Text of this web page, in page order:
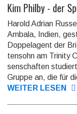
Kim Philby - der
Harold Adrian
Ambala, Indien,
Doppelagent der
ten­sohn am Trinity
sen­schaf­ten
Gruppe an, die für
WEITER LESEN